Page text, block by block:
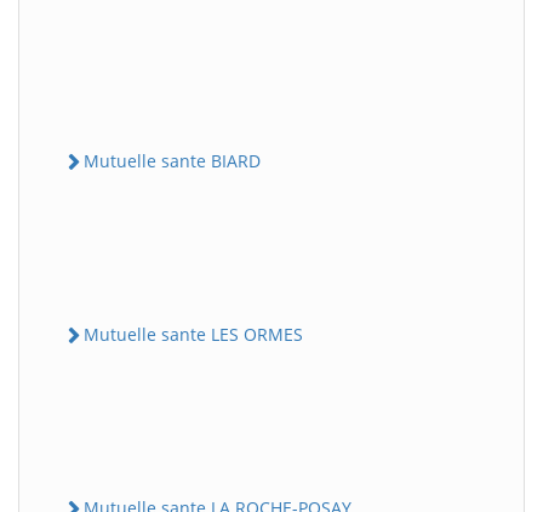
Mutuelle sante BIARD
Mutuelle sante LES ORMES